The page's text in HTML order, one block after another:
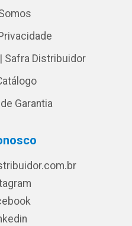
Safra Distribuidor
Garantia